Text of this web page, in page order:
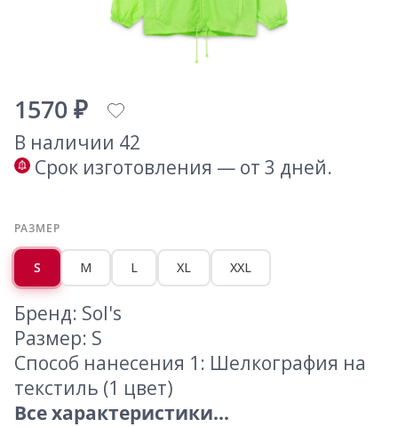
1570 ₽
В наличии 42
Срок изготовления — от 3 дней.
РАЗМЕР
S M L XL XXL
Бренд: Sol's
Размер: S
Способ нанесения 1: Шелкография на
текстиль (1 цвет)
Все характеристики...